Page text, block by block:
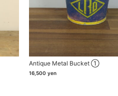
Antique Metal Bucket ①
16,500 yen